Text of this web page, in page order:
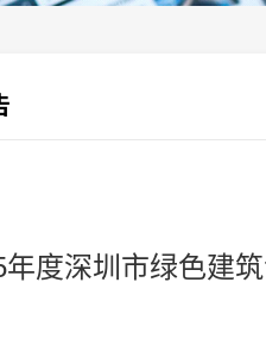
年度深圳市绿色建